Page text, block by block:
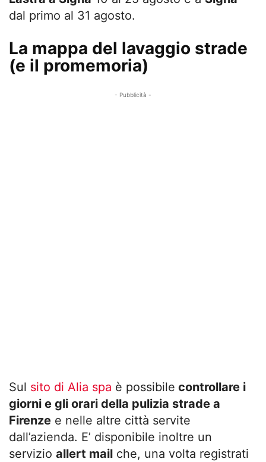
dal primo al 31 agosto.
La mappa del lavaggio strade
(e il promemoria)
- Pubblicità -
Sul sito di Alia spa è possibile controllare i
giorni e gli orari della pulizia strade a
Firenze e nelle altre città servite
dall’azienda. E’ disponibile inoltre un
servizio allert mail che, una volta registrati